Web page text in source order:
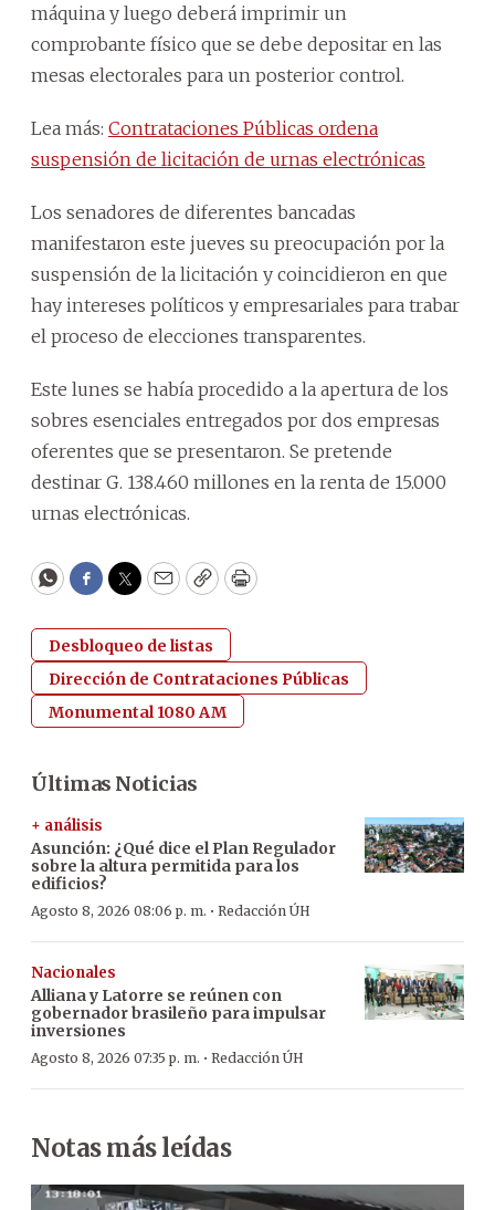
máquina y luego deberá imprimir un
comprobante físico que se debe depositar en las
mesas electorales para un posterior control.
Lea más: Contrataciones Públicas ordena
suspensión de licitación de urnas electrónicas
Los senadores de diferentes bancadas
manifestaron este jueves su preocupación por la
suspensión de la licitación y coincidieron en que
hay intereses políticos y empresariales para trabar
el proceso de elecciones transparentes.
Este lunes se había procedido a la apertura de los
sobres esenciales entregados por dos empresas
oferentes que se presentaron. Se pretende
destinar G. 138.460 millones en la renta de 15.000
urnas electrónicas.
WhatsApp
Facebook
Twitter
EmailCopyPrint
Desbloqueo de listas
Dirección de Contrataciones Públicas
Monumental 1080 AM
Últimas Noticias
+ análisis
Asunción: ¿Qué dice el Plan Regulador
sobre la altura permitida para los
edificios?
Agosto 8, 2026 08:06 p. m. · Redacción ÚH
Nacionales
Alliana y Latorre se reúnen con
gobernador brasileño para impulsar
inversiones
Agosto 8, 2026 07:35 p. m. · Redacción ÚH
Notas más leídas